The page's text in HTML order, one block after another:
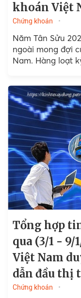
khoán Việt
Chứng khoán
Năm Tân Sửu
ngoài mong đợi
Nam. Hàng loạt
Từ số lượng tài
cho đến việc các
đỉnh lịch sử.
Tổng hợp
qua (3/1 - 9/
Việt Nam
dẫn đầu thị
Chứng khoán